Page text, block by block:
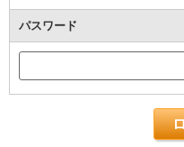
パスワード